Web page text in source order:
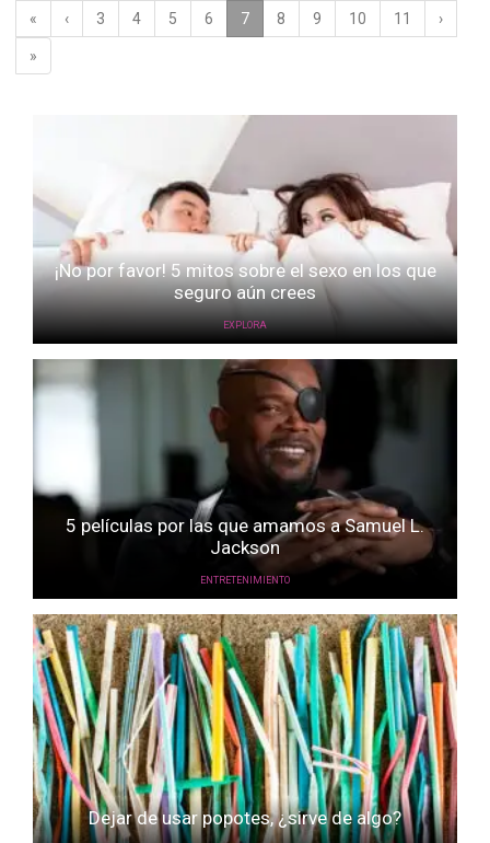
« ‹ 3 4 5 6 7 (current)
8 9 10 11 ›
»
¡No por favor! 5 mitos sobre el sexo en los que
seguro aún crees
EXPLORA
5 películas por las que amamos a Samuel L.
Jackson
ENTRETENIMIENTO
Dejar de usar popotes, ¿sirve de algo?